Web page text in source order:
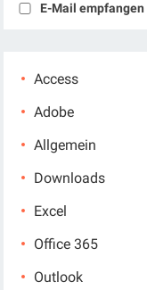
E-Mail
Access
Adobe
Allgemein
Downloads
Excel
Office 365
Outlook